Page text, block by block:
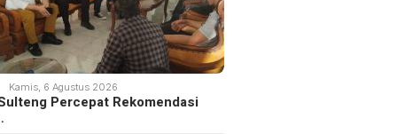
Kamis, 6 Agustus 2026
Percepat Rekomendasi